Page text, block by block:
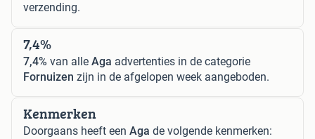
verzending.
7,4%
7,4% van alle Aga advertenties in de categorie
Fornuizen zijn in de afgelopen week aangeboden.
Kenmerken
Doorgaans heeft een Aga de volgende kenmerken: